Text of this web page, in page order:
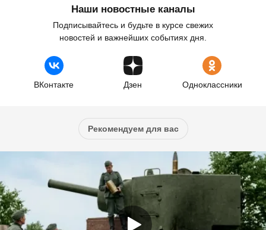
Наши новостные каналы
Подписывайтесь и будьте в курсе свежих
новостей и важнейших событиях дня.
ВКонтакте Дзен Одноклассники
Рекомендуем для вас